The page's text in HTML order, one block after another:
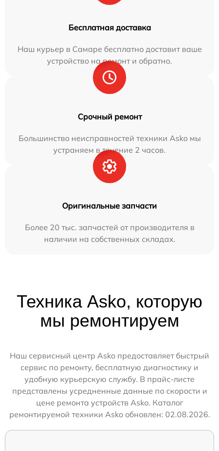
Бесплатная доставка
Наш курьер в Самаре бесплатно доставит ваше
устройство на ремонт и обратно.
Срочный ремонт
Большинство неисправностей техники Asko мы
устраняем в течение 2 часов.
Оригинальные запчасти
Более 20 тыс. запчастей от производителя в
наличии на собственных складах.
Техника Asko, которую
мы ремонтируем
Наш сервисный центр Asko предоставляет быстрый
сервис по ремонту, бесплатную диагностику и
удобную курьерскую службу. В прайс-листе
представлены усредненные данные по скорости и
цене ремонта устройств Asko. Каталог
ремонтируемой техники Asko обновлен: 02.08.2026.